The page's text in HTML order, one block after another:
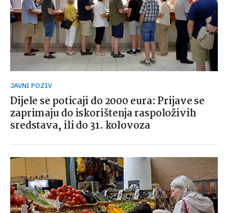
JAVNI POZIV
Dijele se poticaji do 2000 eura: Prijave se
zaprimaju do iskorištenja raspoloživih
sredstava, ili do 31. kolovoza